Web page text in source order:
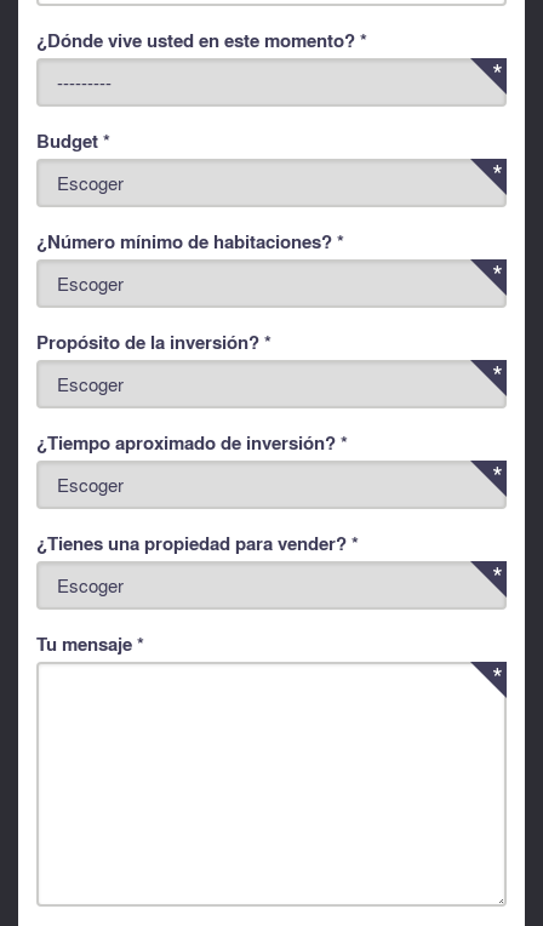
¿Dónde vive usted en este momento? *
Budget *
¿Número mínimo de habitaciones? *
Propósito de la inversión? *
¿Tiempo aproximado de inversión? *
¿Tienes una propiedad para vender? *
Tu mensaje *